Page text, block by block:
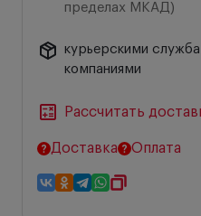
пределах МКАД)
курьерскими
компаниями
Рассчитать
Доставка Оплата